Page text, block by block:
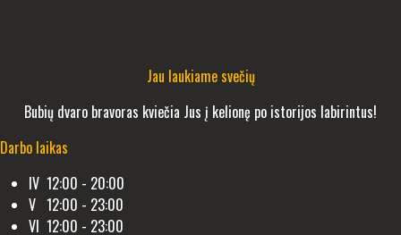
Jau laukiame svečių
Bubių dvaro bravoras kviečia Jus į kelionę po istorijos labirintus!
Darbo laikas
IV 12:00 - 20:00
V 12:00 - 23:00
VI 12:00 - 23:00